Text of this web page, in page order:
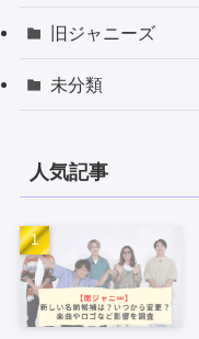
旧ジャニーズ
未分類
人気記事